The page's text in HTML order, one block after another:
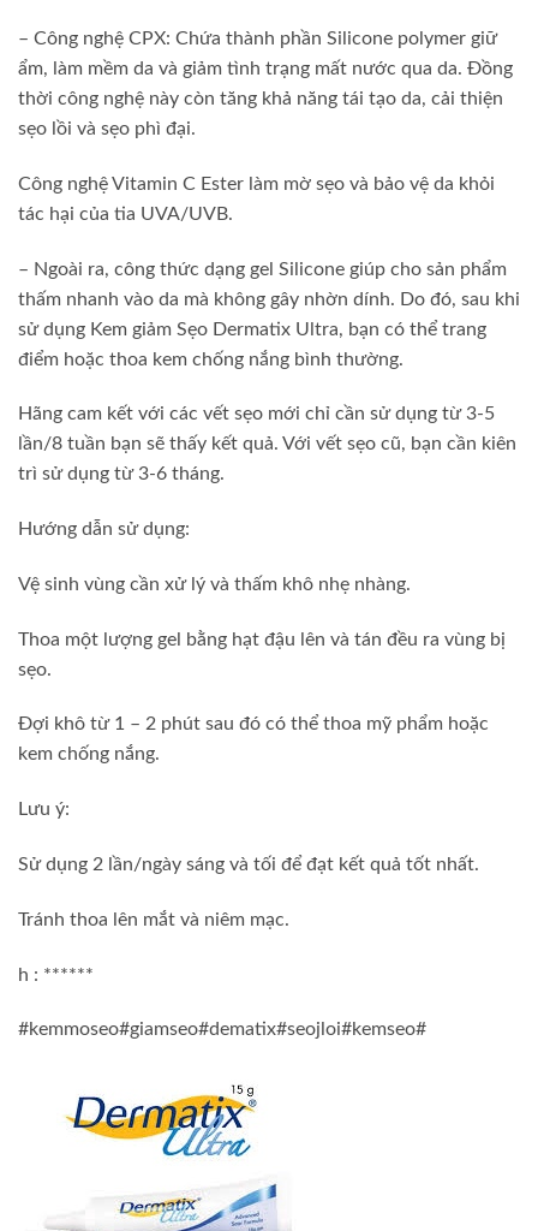
– Công nghệ CPX: Chứa thành phần Silicone polymer giữ
ẩm, làm mềm da và giảm tình trạng mất nước qua da. Đồng
thời công nghệ này còn tăng khả năng tái tạo da, cải thiện
sẹo lồi và sẹo phì đại.
Công nghệ Vitamin C Ester làm mờ sẹo và bảo vệ da khỏi
tác hại của tia UVA/UVB.
– Ngoài ra, công thức dạng gel Silicone giúp cho sản phẩm
thấm nhanh vào da mà không gây nhờn dính. Do đó, sau khi
sử dụng Kem giảm Sẹo Dermatix Ultra, bạn có thể trang
điểm hoặc thoa kem chống nắng bình thường.
Hãng cam kết với các vết sẹo mới chỉ cần sử dụng từ 3-5
lần/8 tuần bạn sẽ thấy kết quả. Với vết sẹo cũ, bạn cần kiên
trì sử dụng từ 3-6 tháng.
Hướng dẫn sử dụng:
Vệ sinh vùng cần xử lý và thấm khô nhẹ nhàng.
Thoa một lượng gel bằng hạt đậu lên và tán đều ra vùng bị
sẹo.
Đợi khô từ 1 – 2 phút sau đó có thể thoa mỹ phẩm hoặc
kem chống nắng.
Lưu ý:
Sử dụng 2 lần/ngày sáng và tối để đạt kết quả tốt nhất.
Tránh thoa lên mắt và niêm mạc.
h : ******
#kemmoseo#giamseo#dematix#seojloi#kemseo#